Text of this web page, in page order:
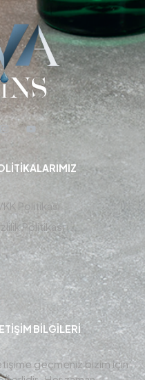
Politikası
Politikası
BİLGİLERİ
geçmeniz bizim için